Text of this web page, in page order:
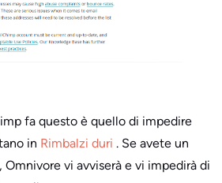
fa questo è quello di impedire
in Rimbalzi duri . Se avete un
vi avviserà e vi impedirà di